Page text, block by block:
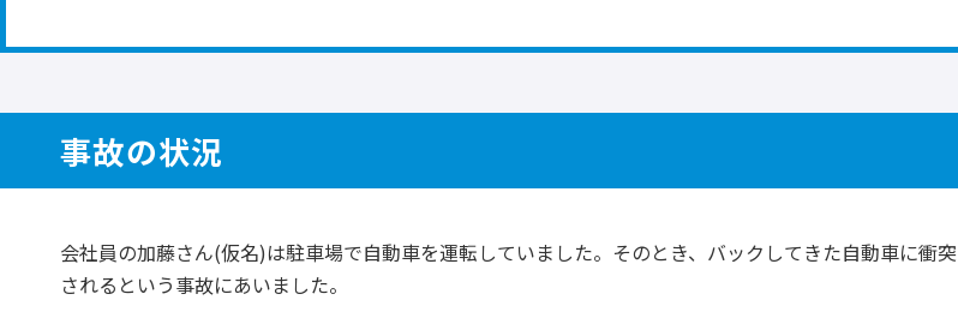
事故の状況
会社員の加藤さん(仮名)は駐車場で自動車を運転していました。そのとき、バックしてきた自動車に衝突
されるという事故にあいました。